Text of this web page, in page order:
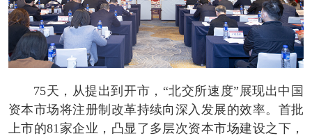
75天，从提出到开市，“北交所速度”展现出中国
资本市场将注册制改革持续向深入发展的效率。首批
上市的81家企业，凸显了多层次资本市场建设之下，